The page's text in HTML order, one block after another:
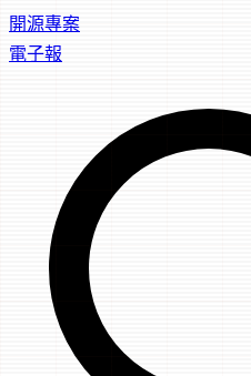
開源專案
電子報